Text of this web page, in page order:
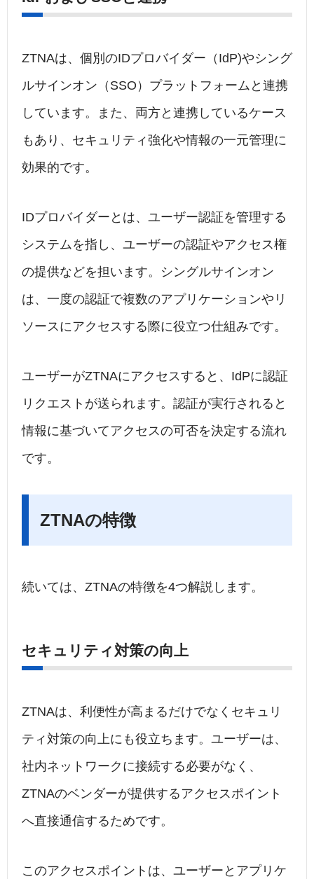
ZTNAは、個別のIDプロバイダー（IdP)やシング
ルサインオン（SSO）プラットフォームと連携
しています。また、両方と連携しているケース
もあり、セキュリティ強化や情報の一元管理に
効果的です。
IDプロバイダーとは、ユーザー認証を管理する
システムを指し、ユーザーの認証やアクセス権
の提供などを担います。シングルサインオン
は、一度の認証で複数のアプリケーションやリ
ソースにアクセスする際に役立つ仕組みです。
ユーザーがZTNAにアクセスすると、IdPに認証
リクエストが送られます。認証が実行されると
情報に基づいてアクセスの可否を決定する流れ
です。
ZTNAの特徴
続いては、ZTNAの特徴を4つ解説します。
セキュリティ対策の向上
ZTNAは、利便性が高まるだけでなくセキュリ
ティ対策の向上にも役立ちます。ユーザーは、
社内ネットワークに接続する必要がなく、
ZTNAのベンダーが提供するアクセスポイント
へ直接通信するためです。
このアクセスポイントは、ユーザーとアプリケ